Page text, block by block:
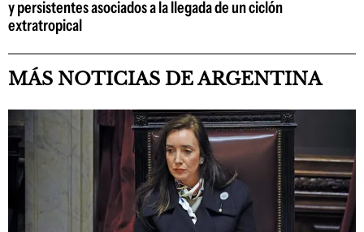
y persistentes asociados a la llegada de un ciclón
extratropical
MÁS NOTICIAS DE ARGENTINA